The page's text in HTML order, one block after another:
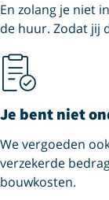
En zolang je niet
de huur. Zodat jij
Je bent niet
We vergoeden
verzekerde
bouwkosten.